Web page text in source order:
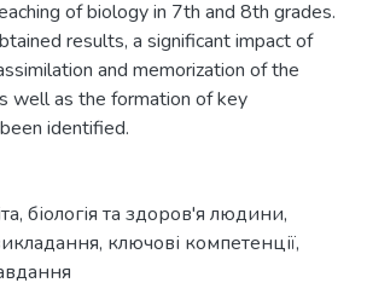
of biology in 7th and 8th grades.
results, a significant impact of
and memorization of the
well as the formation of key
identified.
, біологія та здоров'я людини,
, ключові компетенції,